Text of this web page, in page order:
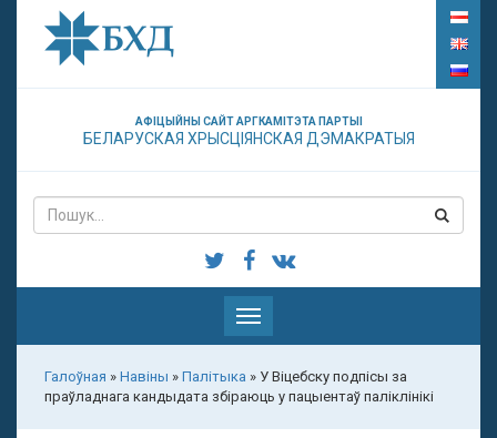
АФІЦЫЙНЫ САЙТ АРГКАМІТЭТА ПАРТЫІ
БЕЛАРУСКАЯ ХРЫСЦІЯНСКАЯ ДЭМАКРАТЫЯ
Паказаць
меню
Галоўная » Навіны » Палітыка » У Віцебску подпісы за
праўладнага кандыдата збіраюць у пацыентаў паліклінікі